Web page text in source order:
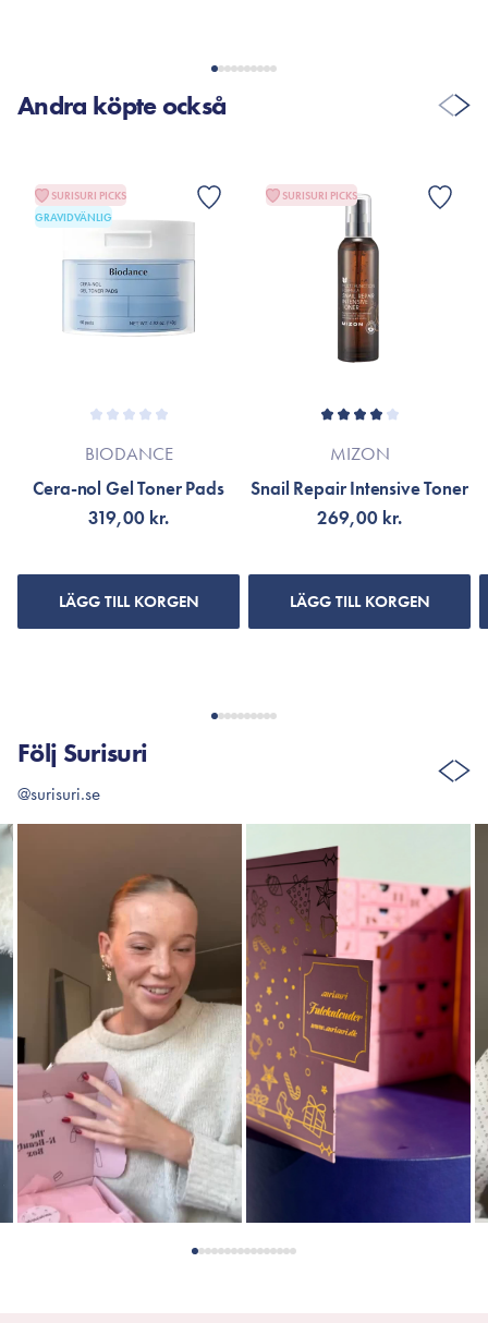
Andra köpte också
SURISURI PICKS
GRAVIDVÄNLIG
BIODANCE
Cera-nol Gel Toner Pads
319,00 kr.
LÄGG TILL KORGEN
SURISURI PICKS
MIZON
Snail Repair Intensive Toner
269,00 kr.
LÄGG TILL KORGEN
Följ Surisuri
@surisuri.se